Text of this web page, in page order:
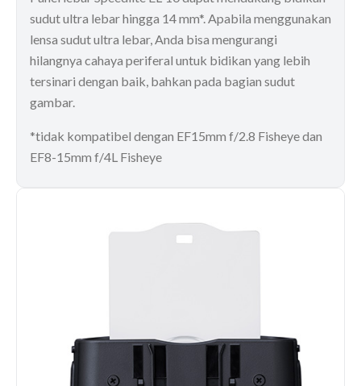
sudut ultra lebar hingga 14 mm*. Apabila menggunakan
lensa sudut ultra lebar, Anda bisa mengurangi
hilangnya cahaya periferal untuk bidikan yang lebih
tersinari dengan baik, bahkan pada bagian sudut
gambar.
*tidak kompatibel dengan EF15mm f/2.8 Fisheye dan
EF8-15mm f/4L Fisheye